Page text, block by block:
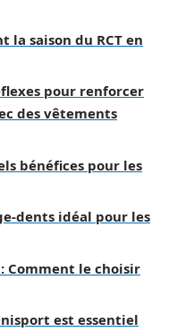
saison du RCT en
pour renforcer
des vêtements
bénéfices pour les
dents idéal pour les
Comment le choisir
est essentiel